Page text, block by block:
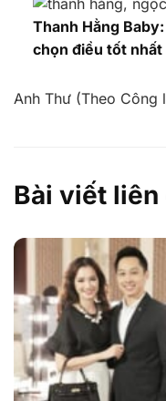
Thanh Hằng
chọn điều tốt
Anh Thư (Theo Công
Bài viết liên